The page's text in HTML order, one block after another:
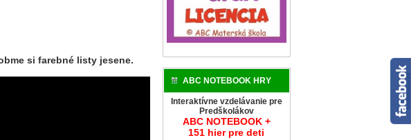
ABC NOTEBOOK HRY
Interaktívne vzdelávanie pre
Predškolákov
ABC NOTEBOOK +
151 hier pre deti
si farebné listy jesene.